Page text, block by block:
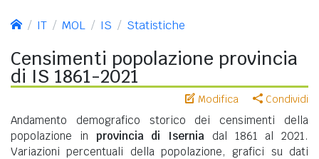
IT MOL IS Statistiche
Censimenti popolazione provincia
di IS 1861-2021
Modifica Condividi
Andamento demografico storico dei censimenti della
popolazione in provincia di Isernia dal 1861 al 2021.
Variazioni percentuali della popolazione, grafici su dati